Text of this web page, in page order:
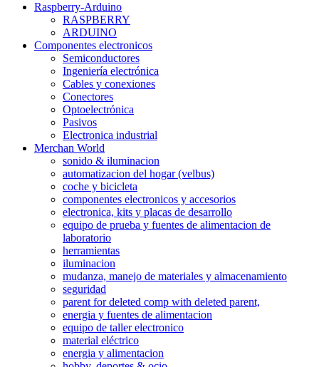
Raspberry-Arduino
RASPBERRY
ARDUINO
Componentes electronicos
Semiconductores
Ingeniería electrónica
Cables y conexiones
Conectores
Optoelectrónica
Pasivos
Electronica industrial
Merchan World
sonido & iluminacion
automatizacion del hogar (velbus)
coche y bicicleta
componentes electronicos y accesorios
electronica, kits y placas de desarrollo
equipo de prueba y fuentes de alimentacion de
laboratorio
herramientas
iluminacion
mudanza, manejo de materiales y almacenamiento
seguridad
parent for deleted comp with deleted parent,
energia y fuentes de alimentacion
equipo de taller electronico
material eléctrico
energia y alimentacion